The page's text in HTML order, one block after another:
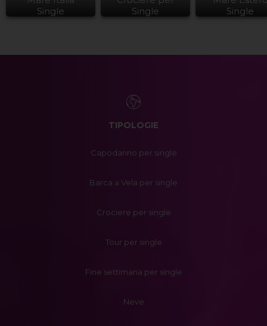
Single
Single
Single
TIPOLOGIE
Capodanno per single
Barca a Vela per single
Crociere per single
Tour per single
Fine settimana per single
Neve